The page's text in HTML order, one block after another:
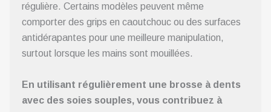
régulière. Certains modèles peuvent même
comporter des grips en caoutchouc ou des surfaces
antidérapantes pour une meilleure manipulation,
surtout lorsque les mains sont mouillées.
En utilisant régulièrement une brosse à dents
avec des soies souples, vous contribuez à